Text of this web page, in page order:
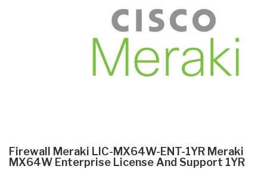
Firewall Meraki LIC-MX64W-ENT-1YR Meraki
MX64W Enterprise License And Support 1YR